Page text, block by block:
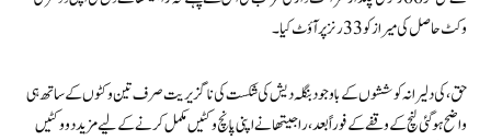
وکٹ حاصل کی میراز کو 33 رنز پر آؤٹ کیا۔
حق، کی دلیرانہ کوششوں کے باوجود بنگلہ دیش کی شکست کی ناگزیریت صرف تین وکٹوں کے ساتھ ہی
واضح ہوگئی لنچ کے وقفے کے فوراً بعد، راجیتھا نے اپنی پانچ وکٹیں مکمل کرنے کے لیے مزید دو وکٹیں